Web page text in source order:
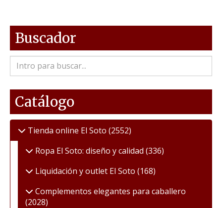
Buscador
Catálogo
Tienda online El Soto (2552)
Ropa El Soto: diseño y calidad (336)
Liquidación y outlet El Soto (168)
Complementos elegantes para caballero
(2028)